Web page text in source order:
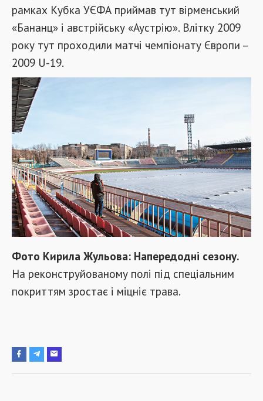
рамках Кубка УЄФА приймав тут вірменський
«Бананц» і австрійську «Аустрію». Влітку 2009
року тут проходили матчі чемпіонату Європи –
2009 U-19.
Фото Кирила Жульова: Напередодні сезону.
На реконструйованому полі під спеціальним
покриттям зростає і міцніє трава.